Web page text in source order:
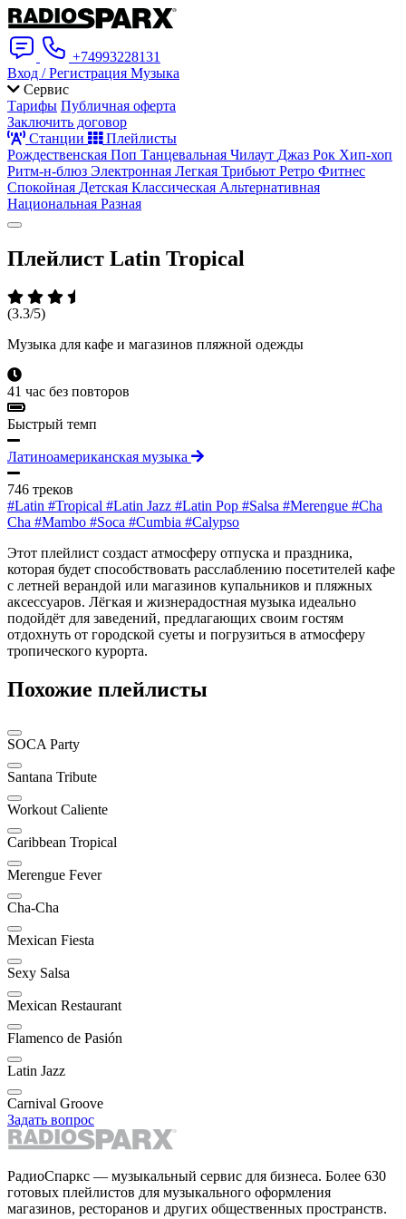
+74993228131
Вход / Регистрация Музыка
Сервис
Тарифы Публичная оферта
Заключить договор
Станции
Плейлисты
Рождественская Поп Танцевальная Чилаут Джаз Рок Хип-хоп
Ритм-н-блюз Электронная Легкая Трибьют Ретро Фитнес
Спокойная Детская Классическая Альтернативная
Национальная Разная
Плейлист Latin Tropical
(3.3/5)
Музыка для кафе и магазинов пляжной одежды
41 час без повторов
Быстрый темп
Латиноамериканская музыка
746 треков
#Latin #Tropical #Latin Jazz #Latin Pop #Salsa #Merengue #Cha
Cha #Mambo #Soca #Cumbia #Calypso
Этот плейлист создаст атмосферу отпуска и праздника,
которая будет способствовать расслаблению посетителей кафе
с летней верандой или магазинов купальников и пляжных
аксессуаров. Лёгкая и жизнерадостная музыка идеально
подойдёт для заведений, предлагающих своим гостям
отдохнуть от городской суеты и погрузиться в атмосферу
тропического курорта.
Похожие плейлисты
SOCA Party
Santana Tribute
Workout Caliente
Caribbean Tropical
Merengue Fever
Cha-Cha
Mexican Fiesta
Sexy Salsa
Mexican Restaurant
Flamenco de Pasión
Latin Jazz
Carnival Groove
Задать вопрос
РадиоСпаркс — музыкальный сервис для бизнеса. Более 630
готовых плейлистов для музыкального оформления
магазинов, ресторанов и других общественных пространств.